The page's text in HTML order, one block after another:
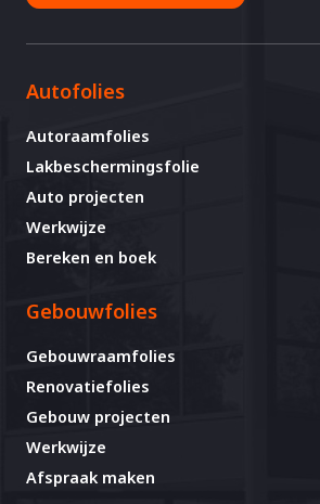
Autofolies
Autoraamfolies
Lakbeschermingsfolie
Auto projecten
Werkwijze
Bereken en boek
Gebouwfolies
Gebouwraamfolies
Renovatiefolies
Gebouw projecten
Werkwijze
Afspraak maken